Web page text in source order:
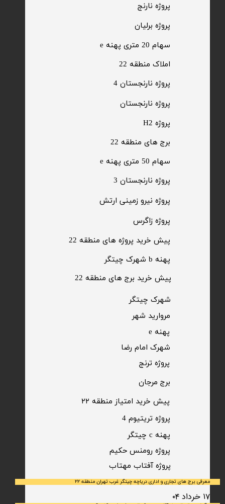
پیش خرید برج های منطقه 22
سهام 20 متری پهنه e​​​​​​​
​سهام 50 متری پهنه e
پهنه b شهرک چیتگر
​املاک منطقه 22
برج های منطقه 22
پیش خرید پروژه های منطقه 22
پروژه برلیان
پروژه H2
​پروژه زاگرس
​پروژه ترنج
​پروژه نارنج
​پروژه نارنجستان
​پروژه نیرو زمینی ارتش
پروژه نارنجستان 4
​پروژه نارنجستان 3
​شهرک چیتگر
مروارید شهر​​​​​​​
شهرک امام رضا
پهنه e
برج مرجان
معرفی برج های تجاری و اداری دریاچه چیتگر غرب تهران منطقه ۲۲
۱۷ خرداد ۰۴
پیش خرید امتیاز منطقه ۲۲​​​​​​​
​پروژه آفتاب مهتاب
پروژه رومنس حکیم
پهنه c چیتگر
پروژه تریتیوم 4